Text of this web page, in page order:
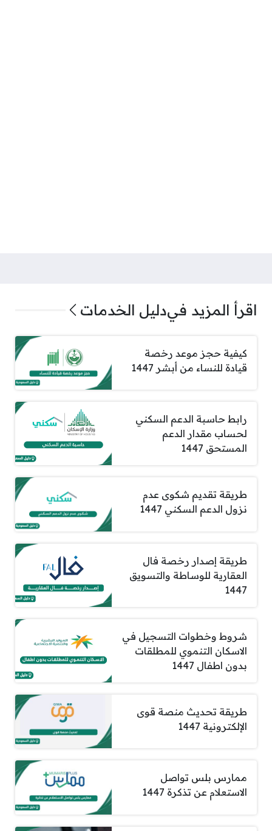
اقرأ المزيد فيدليل الخدمات
كيفية حجز موعد رخصة
قيادة للنساء من أبشر 1447
رابط حاسبة الدعم السكني
لحساب مقدار الدعم
المستحق 1447
طريقة تقديم شكوى عدم
نزول الدعم السكني 1447
طريقة إصدار رخصة فال
العقارية للوساطة والتسويق
1447
شروط وخطوات التسجيل في
الاسكان التنموي للمطلقات
بدون اطفال 1447
طريقة تحديث منصة قوى
الإلكترونية 1447
ممارس بلس تواصل
الاستعلام عن تذكرة 1447